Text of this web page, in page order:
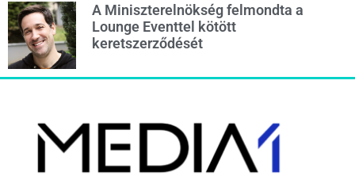
A Miniszterelnökség felmondta a
Lounge Eventtel kötött
keretszerződését